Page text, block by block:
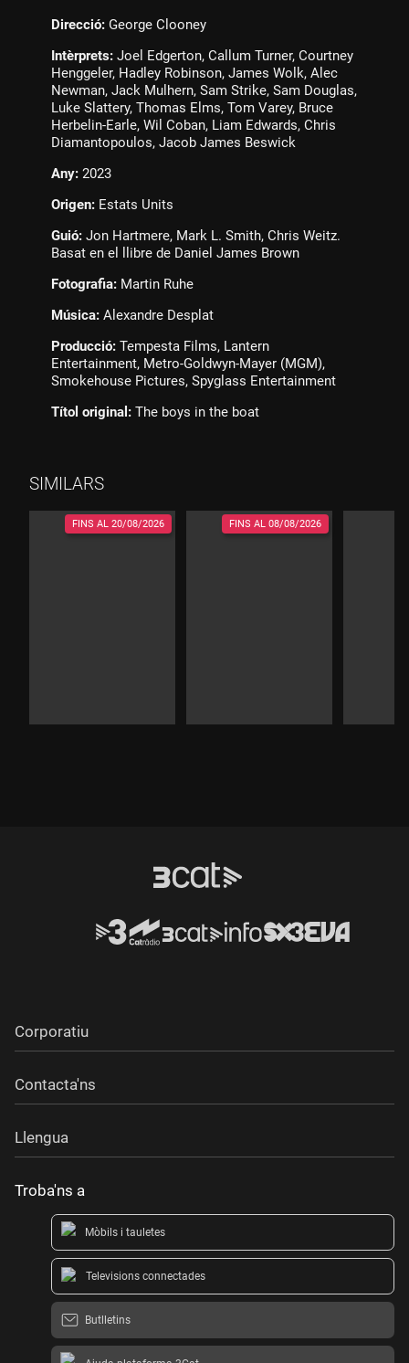
Direcció: George Clooney
Intèrprets: Joel Edgerton, Callum Turner, Courtney
Henggeler, Hadley Robinson, James Wolk, Alec
Newman, Jack Mulhern, Sam Strike, Sam Douglas,
Luke Slattery, Thomas Elms, Tom Varey, Bruce
Herbelin-Earle, Wil Coban, Liam Edwards, Chris
Diamantopoulos, Jacob James Beswick
Any: 2023
Origen: Estats Units
Guió: Jon Hartmere, Mark L. Smith, Chris Weitz.
Basat en el llibre de Daniel James Brown
Fotografia: Martin Ruhe
Música: Alexandre Desplat
Producció: Tempesta Films, Lantern
Entertainment, Metro-Goldwyn-Mayer (MGM),
Smokehouse Pictures, Spyglass Entertainment
Títol original: The boys in the boat
SIMILARS
FINS AL20/08/2026 FINS AL08/08/2026
Corporatiu
Contacta'ns
Llengua
Troba'ns a
Mòbils i tauletes
Televisions connectades
Butlletins